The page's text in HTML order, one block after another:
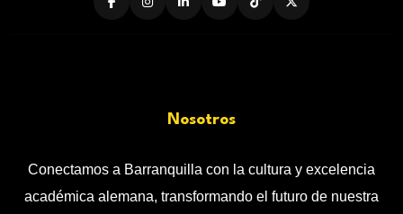
Nosotros
Conectamos a Barranquilla con la cultura y excelencia
académica alemana, transformando el futuro de nuestra